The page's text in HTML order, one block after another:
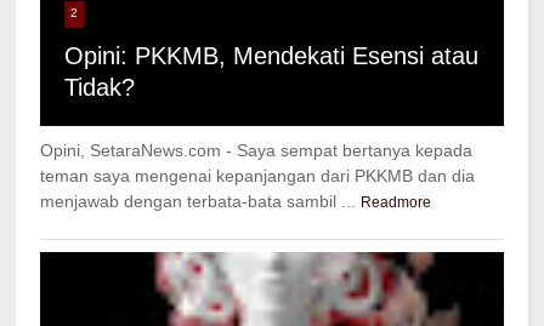
2
Opini: PKKMB, Mendekati Esensi atau
Tidak?
Opini, SetaraNews.com - Saya sempat bertanya kepada
teman saya mengenai kepanjangan dari PKKMB dan dia
menjawab dengan terbata-bata sambil ...
Readmore